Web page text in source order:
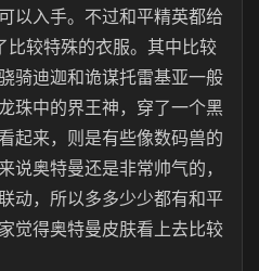
以入手。不过和平精英都给
比较特殊的衣服。其中比较
骑迪迦和诡谋托雷基亚一般
珠中的界王神，穿了一个黑
起来，则是有些像数码兽的
说奥特曼还是非常帅气的，
动，所以多多少少都有和平
觉得奥特曼皮肤看上去比较